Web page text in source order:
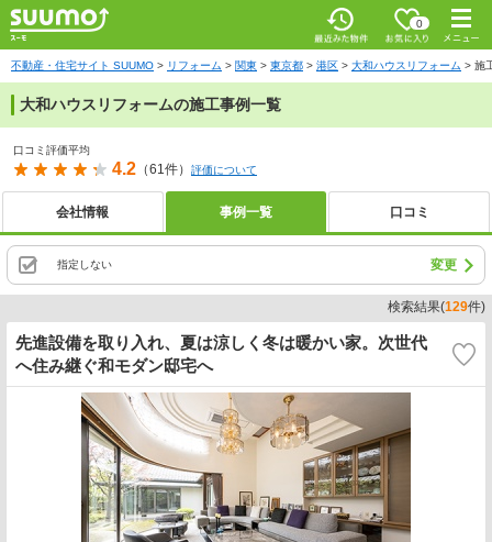
最近みた
物件
お気に入
0
メニ
ュー
不動産・住宅サイト SUUMO リフォーム 関東 東京都 港区 大和ハウスリフォーム 施
大和ハウスリフォームの施工事例一覧
口コミ評価平均
4.2 （61件） 評価について
会社情報 事例一覧 口コミ
指定しない 変更
検索結果(129件)
先進設備を取り入れ、夏は涼しく冬は暖かい家。次世代
へ住み継ぐ和モダン邸宅へ